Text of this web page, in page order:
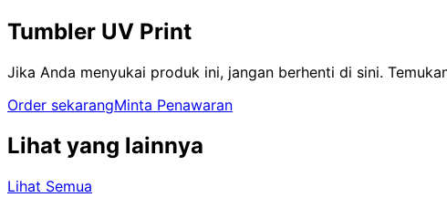
Tumbler UV Print
Jika Anda menyukai produk ini, jangan berhenti di sini.
Order sekarangMinta Penawaran
Lihat yang lainnya
Lihat Semua